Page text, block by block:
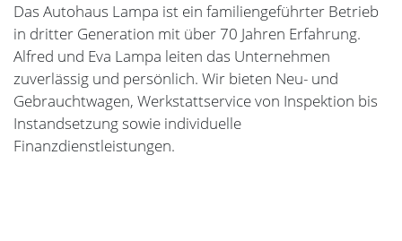
Das Autohaus Lampa ist ein familiengeführter Betrieb
in dritter Generation mit über 70 Jahren Erfahrung.
Alfred und Eva Lampa leiten das Unternehmen
zuverlässig und persönlich. Wir bieten Neu- und
Gebrauchtwagen, Werkstattservice von Inspektion bis
Instandsetzung sowie individuelle
Finanzdienstleistungen.